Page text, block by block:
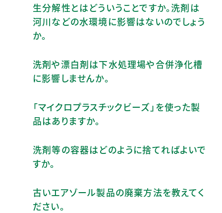
生分解性とはどういうことですか。洗剤は
河川などの水環境に影響はないのでしょう
か。
洗剤や漂白剤は下水処理場や合併浄化槽
に影響しませんか。
「マイクロプラスチックビーズ」を使った製
品はありますか。
洗剤等の容器はどのように捨てればよいで
すか。
古いエアゾール製品の廃棄方法を教えてく
ださい。